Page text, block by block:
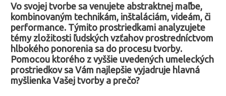
Vo svojej tvorbe sa venujete abstraktnej maľbe,
kombinovaným technikám, inštaláciám, videám, či
performance. Týmito prostriedkami analyzujete
témy zložitosti ľudských vzťahov prostredníctvom
hlbokého ponorenia sa do procesu tvorby.
Pomocou ktorého z vyššie uvedených umeleckých
prostriedkov sa Vám najlepšie vyjadruje hlavná
myšlienka Vašej tvorby a prečo?